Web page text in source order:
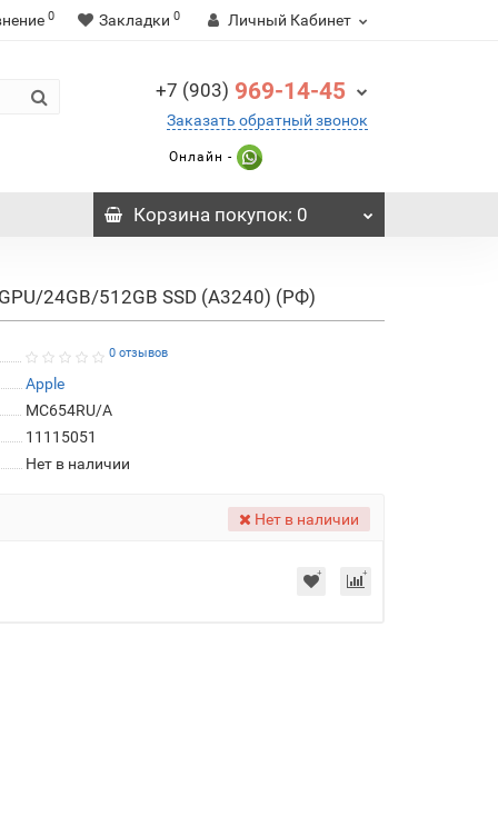
0 Закладки 0 Личный Кабинет
+7 (903) 969-14-45
Заказать обратный звонок
Онлайн -
Корзинапокупок: 0
24GB/512GB SSD (A3240) (РФ)
0 отзывов
Apple
MC654RU/A
11115051
Нет в наличии
Нет в наличии